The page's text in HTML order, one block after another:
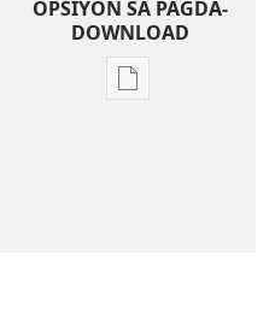
OPSIYON SA PAGDA-
DOWNLOAD
Opsiyon